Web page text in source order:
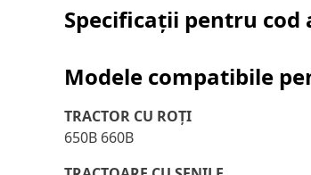
Specificații pentru cod
Modele compatibile
TRACTOR CU ROŢI
650B 660B